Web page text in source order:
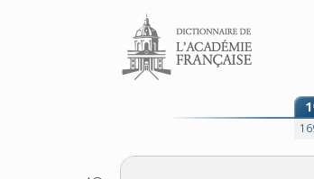
Aller au contenu
1